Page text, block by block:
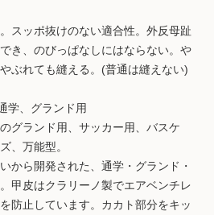
スッポ抜けのない適合性。外反母趾
き、のびっぱなしにはならない。や
ぶれても縫える。(普通は縫えない)
学、グランド用
グランド用、サッカー用、バスケ
、万能型。
から開発された、通学・グランド・
甲皮はクラリーノ製でエアベンチレ
防止しています。カカト部分をキッ